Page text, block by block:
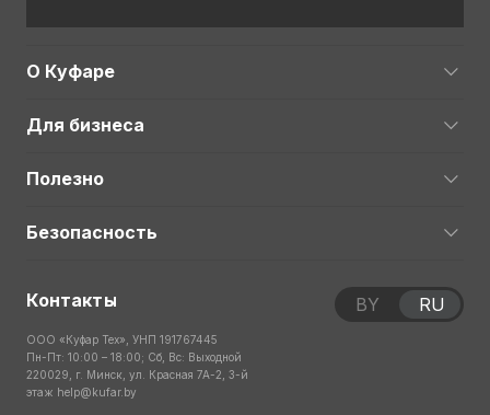
О Куфаре
Для бизнеса
Полезно
Безопасность
Контакты
ООО «Куфар Тех», УНП 191767445
Пн-Пт: 10:00 – 18:00; Сб, Вс: Выходной
220029, г. Минск, ул. Красная 7А-2, 3-й
этаж help@kufar.by
BY RU